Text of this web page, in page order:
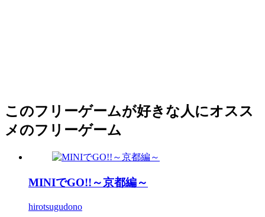
このフリーゲームが好きな人にオスス
メのフリーゲーム
MINIでGO!!～京都編～
hirotsugudono